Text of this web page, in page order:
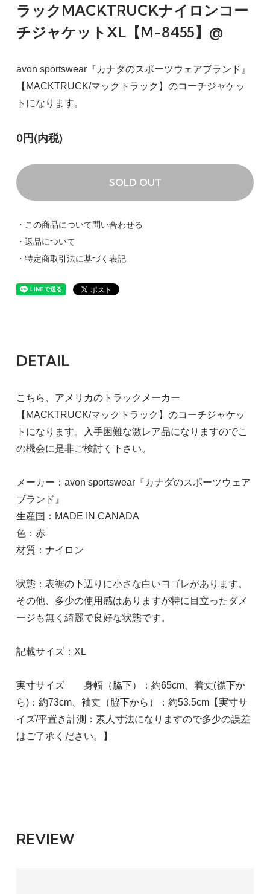
ラックMACKTRUCKナイロンコー
チジャケットXL【M-8455】@
avon sportswear『カナダのスポーツウェアブランド』
【MACKTRUCK/マックトラック】のコーチジャケッ
トになります。
0円(内税)
SOLD OUT
・この商品について問い合わせる
・返品について
・特定商取引法に基づく表記
DETAIL
こちら、アメリカのトラックメーカー
【MACKTRUCK/マックトラック】のコーチジャケッ
トになります。入手困難な激レア品になりますのでこ
の機会に是非ご検討く下さい。
メーカー：avon sportswear『カナダのスポーツウェア
ブランド』
生産国：MADE IN CANADA
色：赤
材質：ナイロン
状態：表裾の下辺りに小さな白いヨゴレがあります。
その他、多少の使用感はありますが特に目立ったダメ
ージも無く綺麗で良好な状態です。
記載サイズ：XL
実寸サイズ 身幅（脇下）：約65cm、着丈(襟下か
ら)：約73cm、袖丈（脇下から）：約53.5cm【実寸サ
イズ/平置き計測：素人寸法になりますので多少の誤差
はご了承ください。】
REVIEW